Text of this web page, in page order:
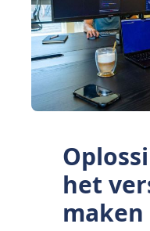
het
maken